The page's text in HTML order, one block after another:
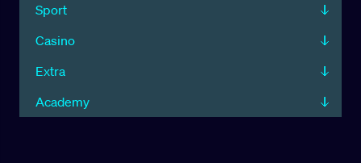
Sport
Casino
Extra
Academy